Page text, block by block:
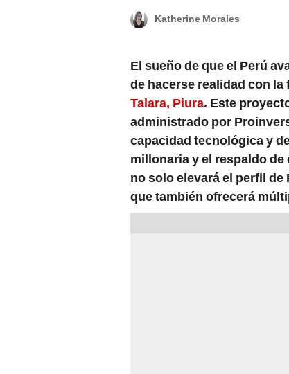
Katherine Morales
El sueño de que el Perú
de hacerse realidad con
Talara, Piura. Este
administrado por
capacidad tecnológica y
millonaria y el respaldo
no solo elevará el perfil
que también ofrecerá